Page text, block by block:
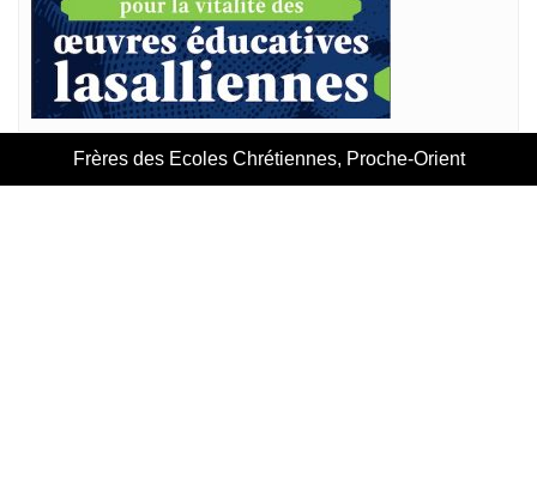
Frères des Ecoles Chrétiennes, Proche-Orient